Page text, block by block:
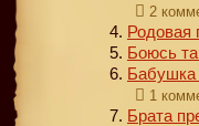
2
Родовая
Боюсь
Бабушка
1
Брата